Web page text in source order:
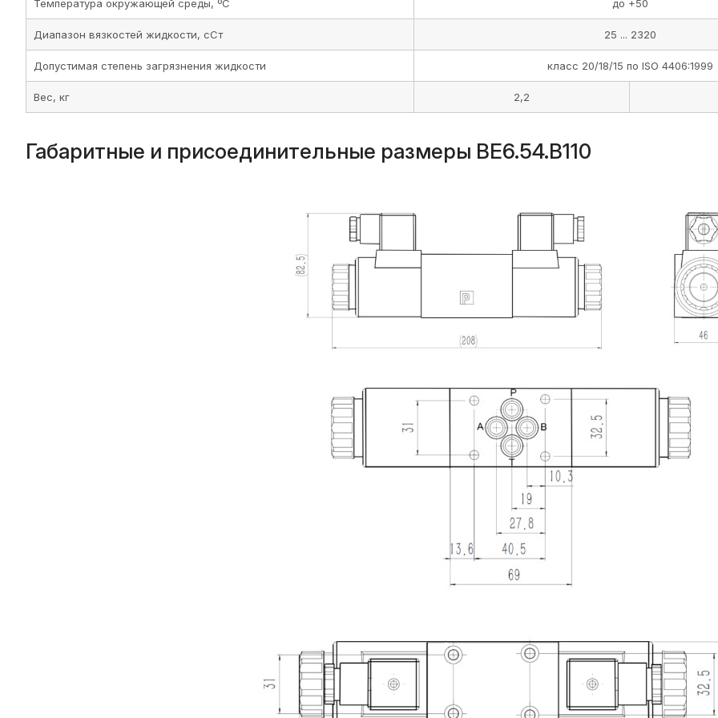
Температура окружающей среды, ºС до +50
Диапазон вязкостей жидкости, сСт 25 ... 2320
Допустимая степень загрязнения жидкости класс 20/18/15 по ISO 4406:1999
Вес, кг 2,2
Габаритные и присоединительные размеры ВЕ6.54.В110